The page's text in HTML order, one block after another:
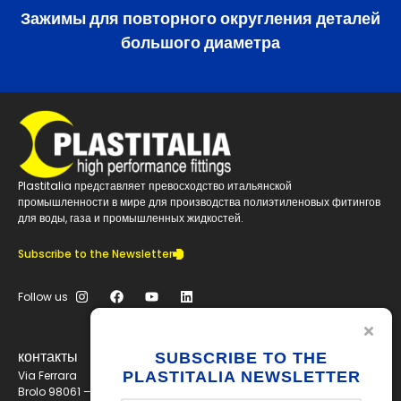
Зажимы для повторного округления деталей
большого диаметра
Plastitalia представляет превосходство итальянской
промышленности в мире для производства полиэтиленовых фитингов
для воды, газа и промышленных жидкостей.
Subscribe to the Newsletter
Follow us
контакты
Via Ferrara
Brolo 98061 — ME
SUBSCRIBE TO THE
PLASTITALIA NEWSLETTER